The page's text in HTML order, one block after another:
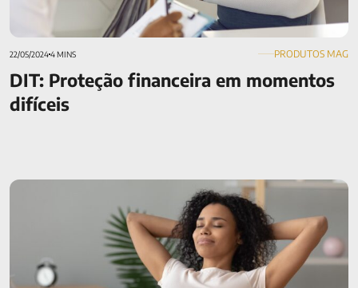
22/05/20244 MINS PRODUTOS MAG
DIT: Proteção financeira em momentos
difíceis
Seguro de Vida ou previdência privada​: 8 razões para